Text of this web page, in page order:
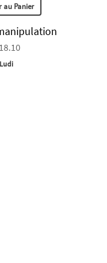
au Panier
Ludi